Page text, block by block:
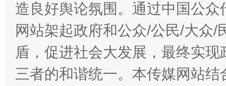
造良好舆论氛围。通过中国公
网站架起政府和公众/公民/大众
盾，促进社会大发展，最终实
三者的和谐统一。本传媒网站